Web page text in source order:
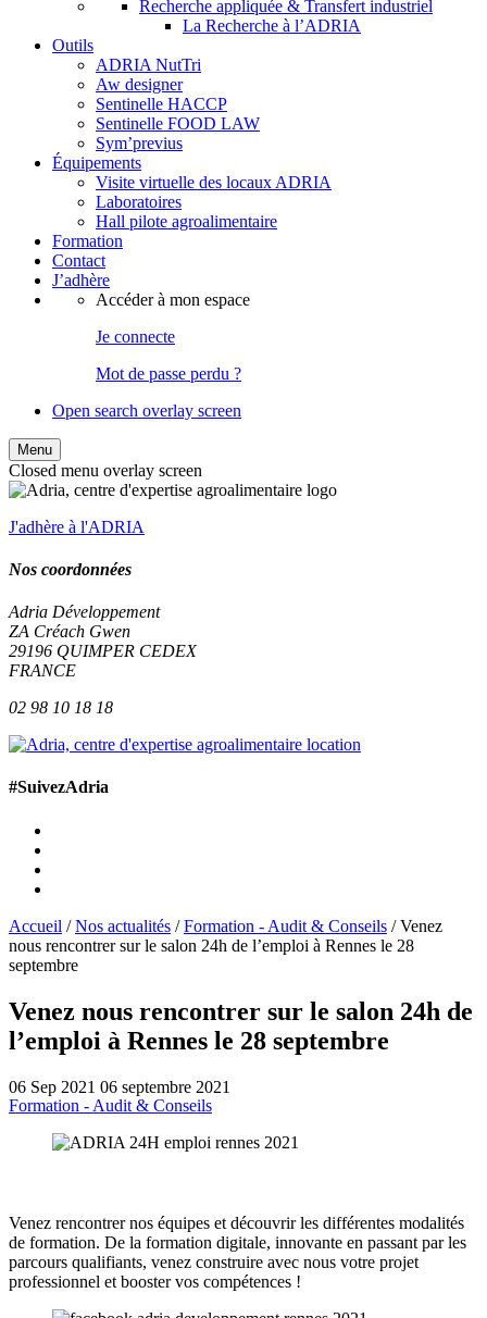
Recherche appliquée & Transfert industriel
La Recherche à l’ADRIA
Outils
ADRIA NutTri
Aw designer
Sentinelle HACCP
Sentinelle FOOD LAW
Sym’previus
Équipements
Visite virtuelle des locaux ADRIA
Laboratoires
Hall pilote agroalimentaire
Formation
Contact
J’adhère
Accéder à mon espace
Je connecte
Mot de passe perdu ?
Open search overlay screen
Menu
Closed menu overlay screen
J'adhère à l'ADRIA
Nos coordonnées
Adria Développement
ZA Créach Gwen
29196 QUIMPER CEDEX
FRANCE
02 98 10 18 18
#SuivezAdria
Accueil /Nos actualités /Formation - Audit & Conseils /Venez
nous rencontrer sur le salon 24h de l’emploi à Rennes le 28
septembre
Venez nous rencontrer sur le salon 24h de
l’emploi à Rennes le 28 septembre
06 Sep 2021 06 septembre 2021
Formation - Audit & Conseils
Venez rencontrer nos équipes et découvrir les différentes modalités
de formation. De la formation digitale, innovante en passant par les
parcours qualifiants, venez construire avec nous votre projet
professionnel et booster vos compétences !